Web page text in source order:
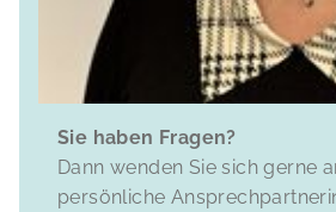
Sie haben Fragen?
Dann wenden Sie sich gerne
persönliche